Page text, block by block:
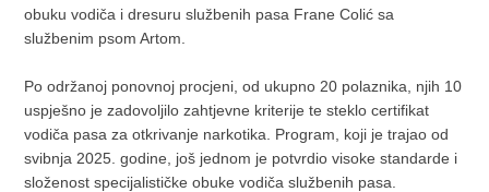
obuku vodiča i dresuru službenih pasa Frane Colić sa
službenim psom Artom.
Po održanoj ponovnoj procjeni, od ukupno 20 polaznika, njih 10
uspješno je zadovoljilo zahtjevne kriterije te steklo certifikat
vodiča pasa za otkrivanje narkotika. Program, koji je trajao od
svibnja 2025. godine, još jednom je potvrdio visoke standarde i
složenost specijalističke obuke vodiča službenih pasa.